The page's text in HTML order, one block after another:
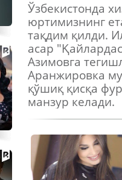
Ўзбекистонда
юртимизнинг
тақдим қилди.
асар
Азимовга
Аранжировка
қўшиқ қисқа
манзур келади.